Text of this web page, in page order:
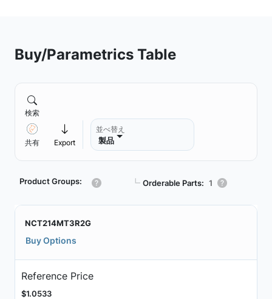
Buy/Parametrics Table
検索
共有 Export
並べ替え
製品
Product Groups: ┗ Orderable Parts: 1
NCT214MT3R2G
Buy Options
Reference Price
$1.0533